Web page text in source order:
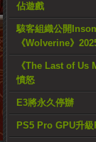
佔遊戲
駭客組織公開
《Wolverine》
《The Last of Us
憤怒
E3將永久停辦
PS5 Pro GPU升